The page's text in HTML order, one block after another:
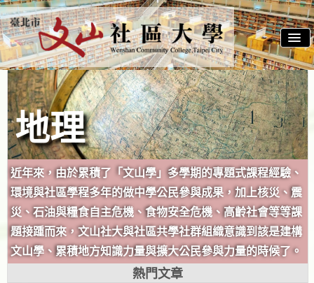
切
換
導
覽
地理
近年來，由於累積了「文山學」多學期的專題式課程經驗、
環境與社區學程多年的做中學公民參與成果，加上核災、震
災、石油與糧食自主危機、食物安全危機、高齡社會等等課
題接踵而來，文山社大與社區共學社群組織意識到該是建構
文山學、累積地方知識力量與擴大公民參與力量的時候了。
熱門文章